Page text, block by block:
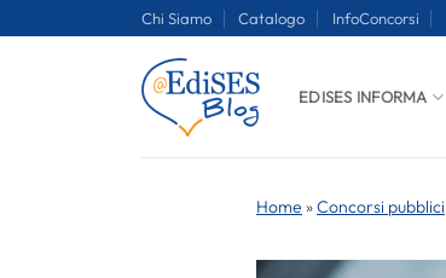
Chi Siamo Catalogo InfoConcorsi
EDISES INFORMA
Home »Concorsi pubblici